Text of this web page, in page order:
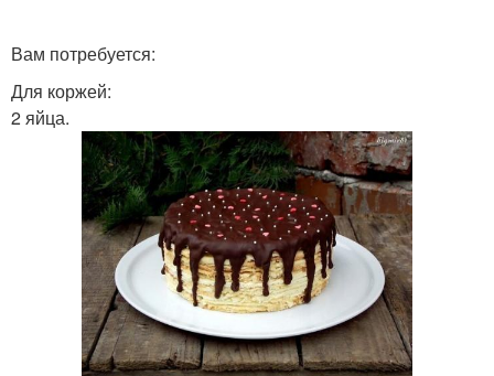
Вам потребуется:
Для коржей:
2 яйца.